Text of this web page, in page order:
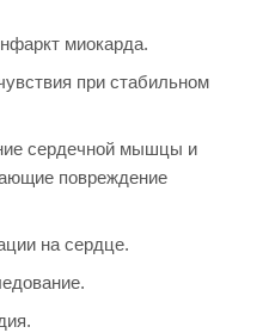
миокарда.
при стабильном
сердечной мышцы и
повреждение
на сердце.